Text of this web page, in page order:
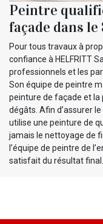
Peintre
façade dans le
Pour tous travaux à
confiance à HELFRITT
professionnels et les
Son équipe de peintre
peinture de façade et
dégâts. Afin d’assurer
utilise une peinture de
jamais le nettoyage de
l’équipe de peintre de
satisfait du résultat final.